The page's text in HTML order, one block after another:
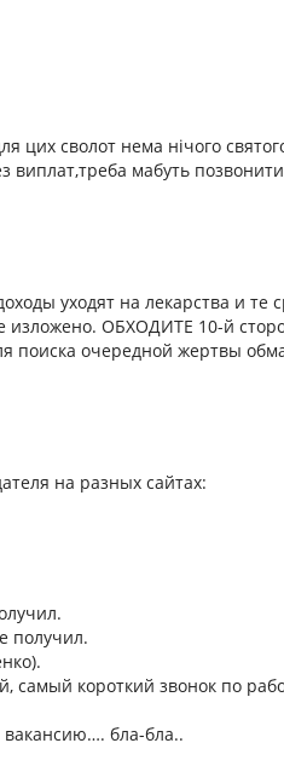
цих сволот нема нічого
виплат,треба мабуть
уходят на лекарства и те
ОБХОДИТЕ 10-й
поиска очередной жертвы
на разных сайтах:
получил.
самый короткий звонок по
вакансию…. бла-бла..